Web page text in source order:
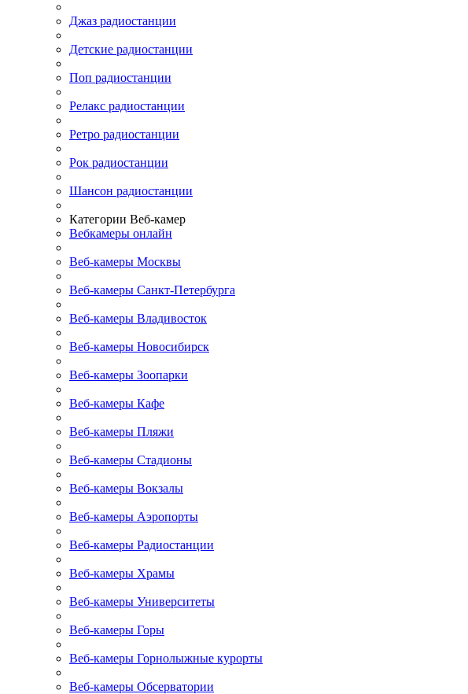
Джаз радиостанции
Детские радиостанции
Поп радиостанции
Релакс радиостанции
Ретро радиостанции
Рок радиостанции
Шансон радиостанции
Категории Веб-камер
Вебкамеры онлайн
Веб-камеры Москвы
Веб-камеры Санкт-Петербурга
Веб-камеры Владивосток
Веб-камеры Новосибирск
Веб-камеры Зоопарки
Веб-камеры Кафе
Веб-камеры Пляжи
Веб-камеры Стадионы
Веб-камеры Вокзалы
Веб-камеры Аэропорты
Веб-камеры Радиостанции
Веб-камеры Храмы
Веб-камеры Университеты
Веб-камеры Горы
Веб-камеры Горнолыжные курорты
Веб-камеры Обсерватории